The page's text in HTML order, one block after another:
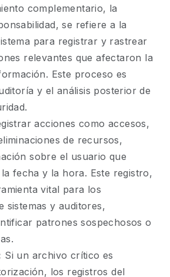
complementario, la
se refiere a la
para registrar y rastrear
relevantes que afectaron la
Este proceso es
y el análisis posterior de
acciones como accesos,
de recursos,
sobre el usuario que
fecha y la hora. Este registro,
vital para los
sistemas y auditores,
patrones sospechosos o
Si un archivo crítico es
los registros del